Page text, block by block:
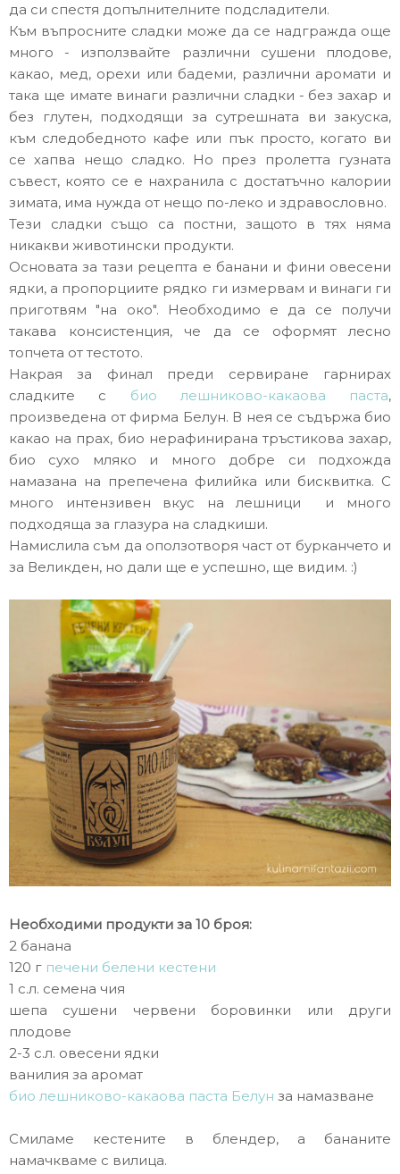
да си спестя допълнителните подсладители.
Към въпросните сладки може да се надгражда още
много - използвайте различни сушени плодове,
какао, мед, орехи или бадеми, различни аромати и
така ще имате винаги различни сладки - без захар и
без глутен, подходящи за сутрешната ви закуска,
към следобедното кафе или пък просто, когато ви
се хапва нещо сладко. Но през пролетта гузната
съвест, която се е нахранила с достатъчно калории
зимата, има нужда от нещо по-леко и здравословно.
Тези сладки също са постни, защото в тях няма
никакви животински продукти.
Основата за тази рецепта е банани и фини овесени
ядки, а пропорциите рядко ги измервам и винаги ги
приготвям "на око". Необходимо е да се получи
такава консистенция, че да се оформят лесно
топчета от тестото.
Накрая за финал преди сервиране гарнирах
сладките с био лешниково-какаова паста,
произведена от фирма Белун. В нея се съдържа био
какао на прах, био нерафинирана тръстикова захар,
био сухо мляко и много добре си подхожда
намазана на препечена филийка или бисквитка. С
много интензивен вкус на лешници и много
подходяща за глазура на сладкиши.
Намислила съм да оползотворя част от бурканчето и
за Великден, но дали ще е успешно, ще видим. :)
Необходими продукти за 10 броя:
2 банана
120 г печени белени кестени
1 с.л. семена чия
шепа сушени червени боровинки или други
плодове
2-3 с.л. овесени ядки
ванилия за аромат
био лешниково-какаова паста Белун за намазване
Смиламе кестените в блендер, а бананите
намачкваме с вилица.